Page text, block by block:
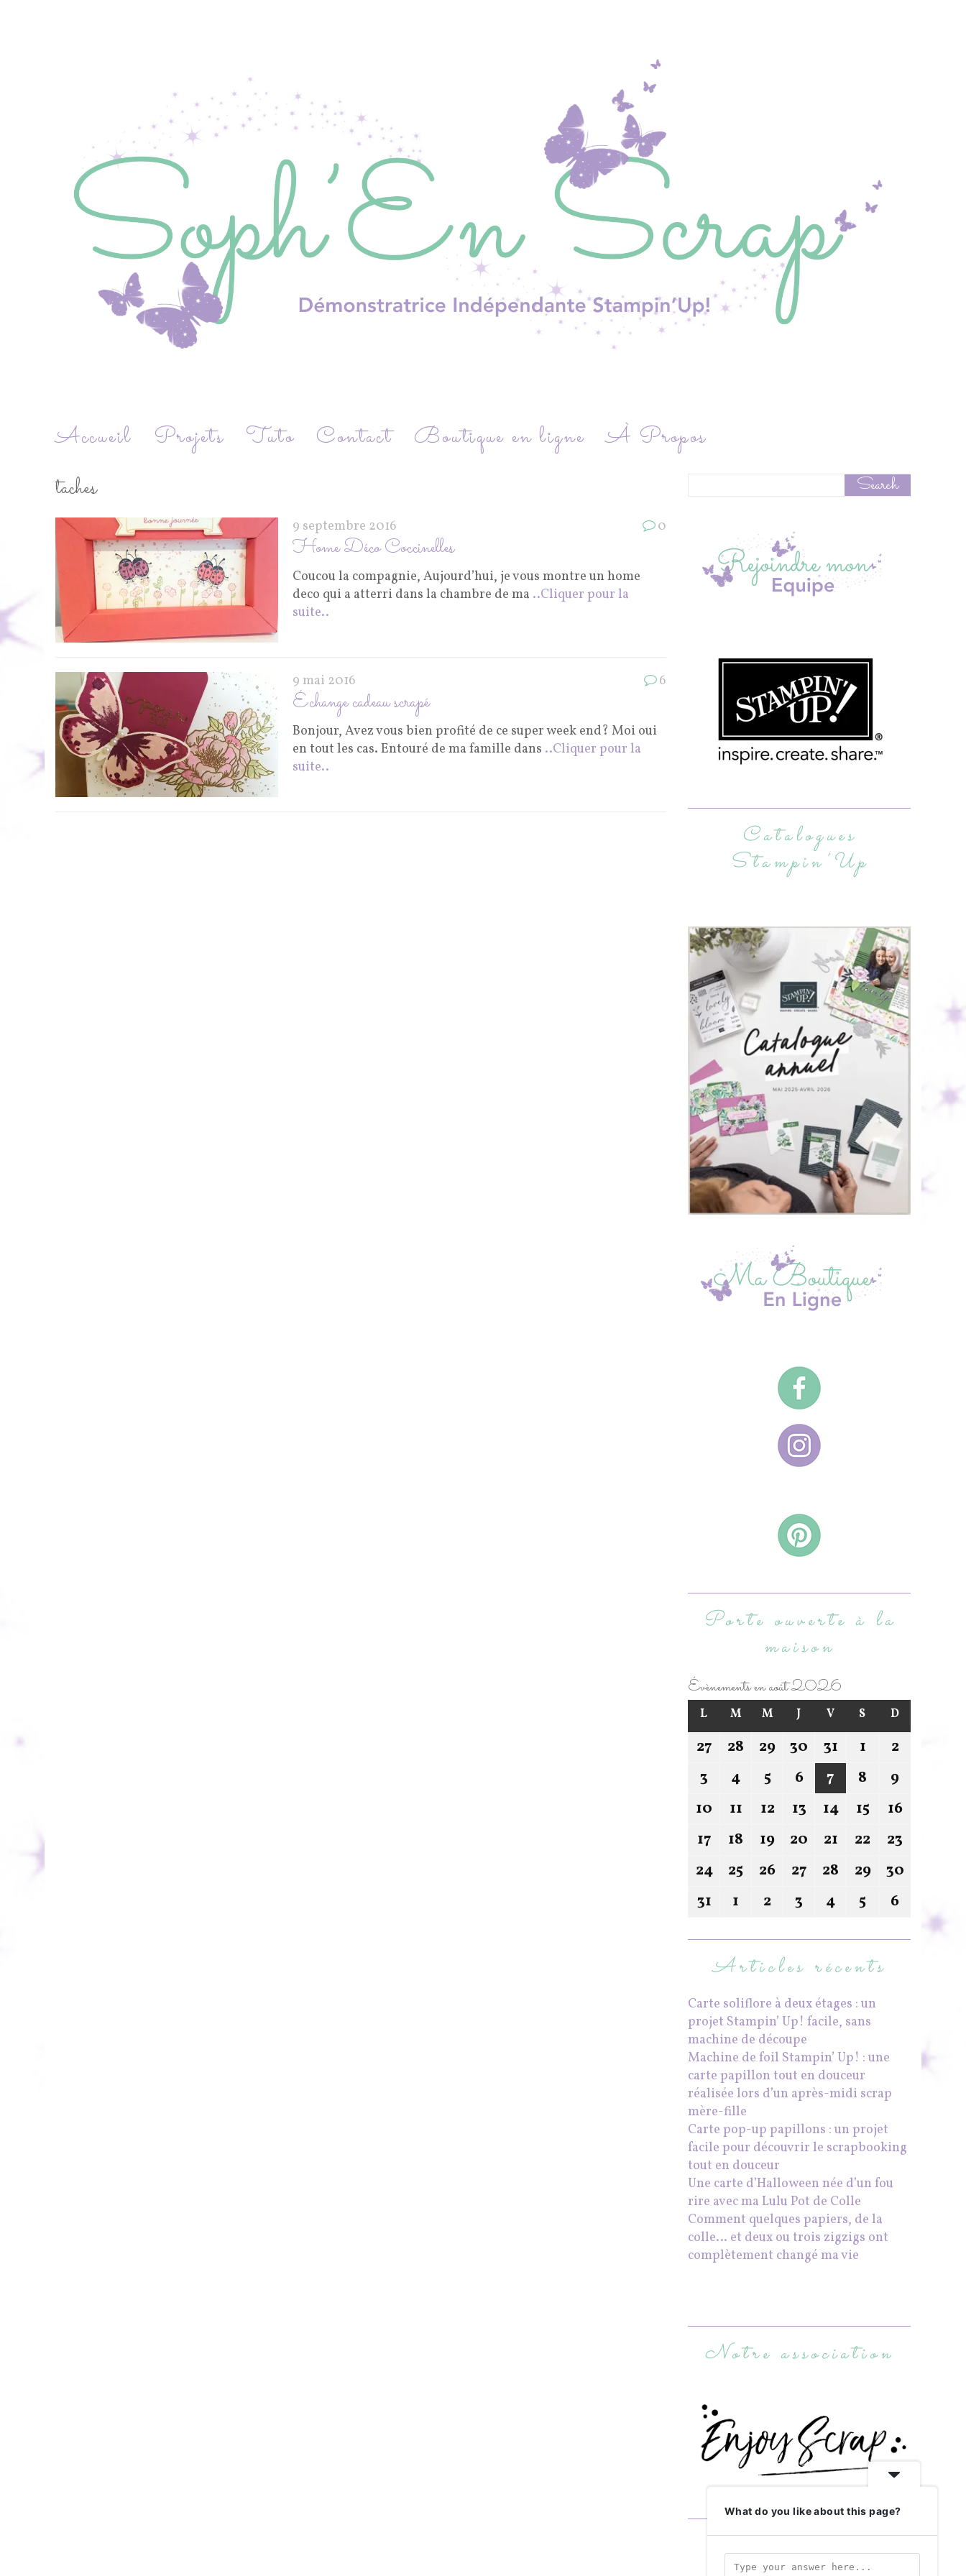
Accueil Projets Tuto Contact Boutique en ligne
À Propos
taches
9 septembre 2016 0
Home Déco Coccinelles
Coucou la compagnie, Aujourd’hui, je vous montre un home
deco qui a atterri dans la chambre de ma ..Cliquer pour la
suite..
9 mai 2016 6
Échange cadeau scrapé
Bonjour, Avez vous bien profité de ce super week end? Moi oui
en tout les cas. Entouré de ma famille dans ..Cliquer pour la
suite..
Catalogues
Stampin’Up
Porte ouverte à la
maison
Évènements en août 2026
L M M J V S D
27 28 29 30 31 1
2
3
4 5 6 7 8
9
10
11 12 13 14 15
16
17
18 19 20 21 22
23
24
25 26 27 28 29
30
31
1 2 3 4 5 6
Articles récents
Carte soliflore à deux étages : un
projet Stampin’ Up! facile, sans
machine de découpe
Machine de foil Stampin’ Up! : une
carte papillon tout en douceur
réalisée lors d’un après-midi scrap
mère-fille
Carte pop-up papillons : un projet
facile pour découvrir le scrapbooking
tout en douceur
Une carte d’Halloween née d’un fou
rire avec ma Lulu Pot de Colle
Comment quelques papiers, de la
colle… et deux ou trois zigzigs ont
complètement changé ma vie
Notre association
Abonnez-vous
What do you like about this page?